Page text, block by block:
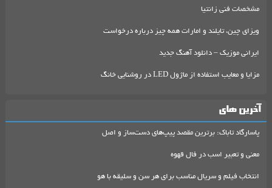
مشخصات فنی زانتیا
ویزای چین، تایلند و امارات همه چیز درباره درخواست
ایرانی موزیک – دانلود آهنگ جدید
مزایا و معایب استفاده از ماژول LED در روشنایی خانگ
آخرین های
پاسارگاد تاباک: برترین مقصد پیپ‌های دست‌ساز و اصل
معنی و تعبیر اسب در فال قهوه
انتخاب فیلم و سریال مناسب برای هر سن و سلیقه با هو